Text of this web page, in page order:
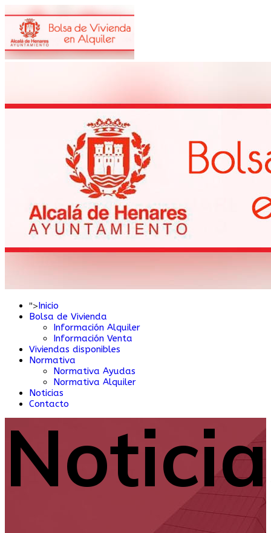
">Inicio
Bolsa de Vivienda
Información Alquiler
Información Venta
Viviendas disponibles
Normativa
Normativa Ayudas
Normativa Alquiler
Noticias
Contacto